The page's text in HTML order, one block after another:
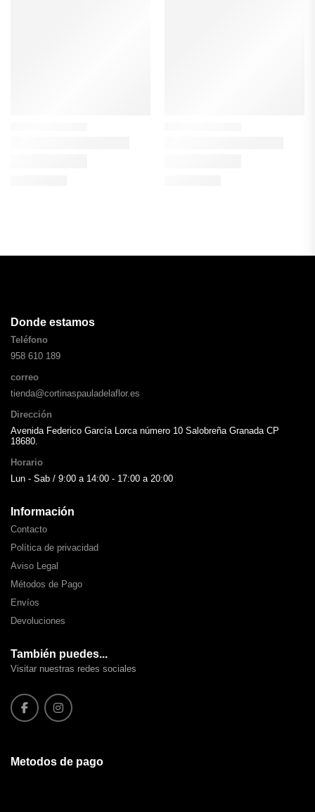
Donde estamos
Teléfono
958 610 189
correo
tienda@cortinaspauladelaflor.es
Dirección
Avenida Federico García Lorca número 10 Salobreña Granada CP
18680.
Horario
Lun - Sab / 9:00 a 14:00 - 17:00 a 20:00
Información
Contacto
Política de privacidad
Aviso Legal
Métodos de Pago
Envíos
Devoluciones
También puedes...
Visitar nuestras redes sociales
Metodos de pago